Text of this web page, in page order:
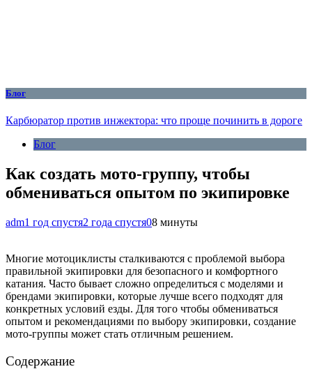
Блог
Карбюратор против инжектора: что проще починить в дороге
Блог
Как создать мото-группу, чтобы
обмениваться опытом по экипировке
adm1 год спустя2 года спустя08 минуты
Многие мотоциклисты сталкиваются с проблемой выбора
правильной экипировки для безопасного и комфортного
катания. Часто бывает сложно определиться с моделями и
брендами экипировки, которые лучше всего подходят для
конкретных условий езды. Для того чтобы обмениваться
опытом и рекомендациями по выбору экипировки, создание
мото-группы может стать отличным решением.
Содержание